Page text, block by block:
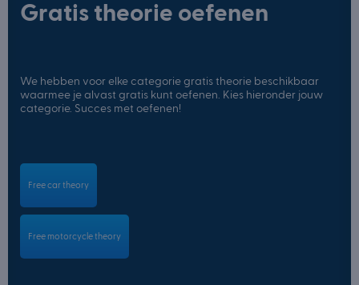
Gratis theorie oefenen
We hebben voor elke categorie gratis theorie beschikbaar
waarmee je alvast gratis kunt oefenen. Kies hieronder jouw
categorie. Succes met oefenen!
Free car theory
Free motorcycle theory